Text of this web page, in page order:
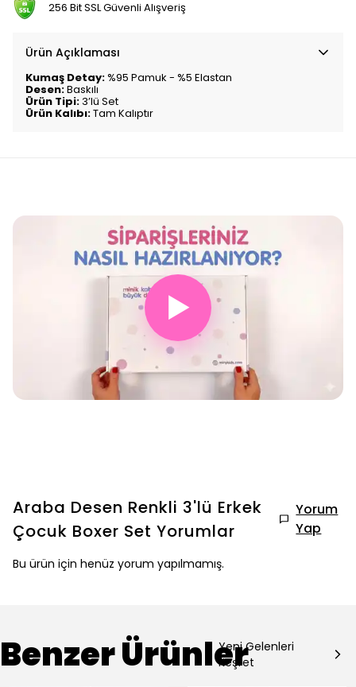
256 Bit SSL Güvenli Alışveriş
Ürün Açıklaması
Kumaş Detay:%95 Pamuk - %5 Elastan
Desen:Baskılı
Ürün Tipi:3’lü Set
Ürün Kalıbı:Tam Kalıptır
▶
Araba Desen Renkli 3'lü Erkek
Çocuk Boxer Set Yorumlar
Yorum
Yap
Bu ürün için henüz yorum yapılmamış.
Benzer ÜrünlerYeni Gelenleri
Keşfet